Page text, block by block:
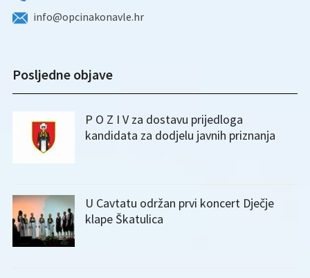
info@opcinakonavle.hr
Posljedne objave
P O Z I V za dostavu prijedloga
kandidata za dodjelu javnih priznanja
U Cavtatu održan prvi koncert Dječje
klape Škatulica